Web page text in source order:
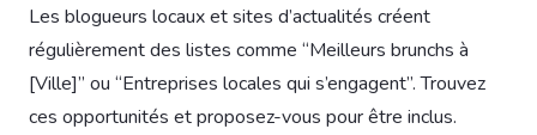
Les blogueurs locaux et sites d’actualités créent
régulièrement des listes comme “Meilleurs brunchs à
[Ville]” ou “Entreprises locales qui s’engagent”. Trouvez
ces opportunités et proposez-vous pour être inclus.